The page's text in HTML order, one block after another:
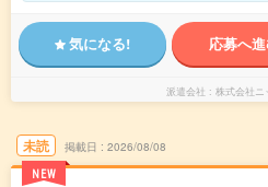
気になる! 応募へ
派遣会社 株式会社ニ
未読
NEW
掲載日 2026/08/08